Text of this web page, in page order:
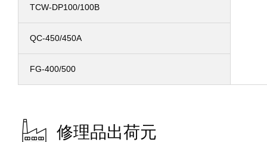
TCW-DP100/100B
QC-450/450A
FG-400/500
修理品出荷元